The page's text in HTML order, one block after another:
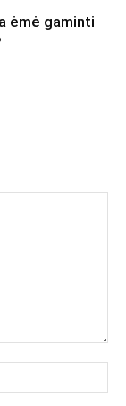
ėmė gaminti